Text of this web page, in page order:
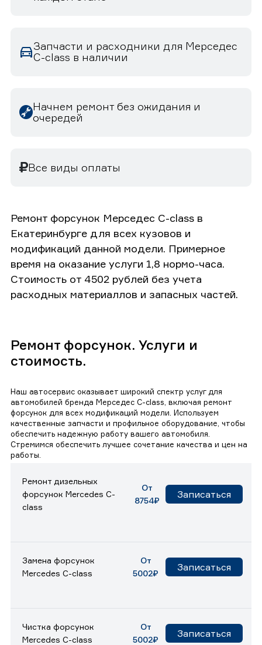
Запчасти и расходники для Мерседес
C-class в наличии
Начнем ремонт без ожидания и
очередей
Все виды оплаты
Ремонт форсунок Мерседес C-class в
Екатеринбурге для всех кузовов и
модификаций данной модели. Примерное
время на оказание услуги 1,8 нормо-часа.
Стоимость от 4502 рублей без учета
расходных материаллов и запасных частей.
Ремонт форсунок. Услуги и
стоимость.
Наш автосервис оказывает широкий спектр услуг для
автомобилей бренда Мерседес C-class, включая ремонт
форсунок для всех модификаций модели. Используем
качественные запчасти и профильное оборудование, чтобы
обеспечить надежную работу вашего автомобиля.
Стремимся обеспечить лучшее сочетание качества и цен на
работы.
Ремонт дизельных
форсунок Mercedes C-
class
От
8754₽
Записаться
Замена форсунок
Mercedes C-class
От
5002₽
Записаться
Чистка форсунок
Mercedes C-class
От
5002₽
Записаться